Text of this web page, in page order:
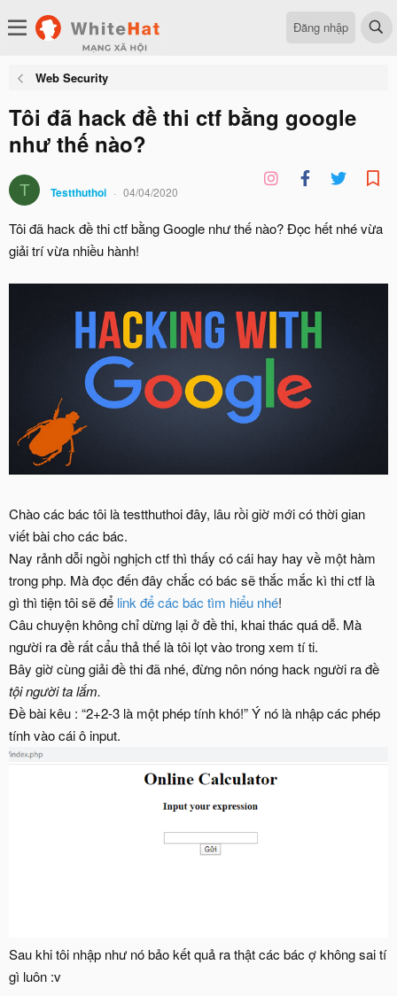
Đăng nhập
Web Security
Tôi đã hack đề thi ctf bằng google
như thế nào?
T Testthuthoi 04/04/2020
Tôi đã hack đề thi ctf bằng Google như thế nào? Đọc hết nhé vừa
giải trí vừa nhiều hành!
Chào các bác tôi là testthuthoi đây, lâu rồi giờ mới có thời gian
viết bài cho các bác.
Nay rảnh dỗi ngồi nghịch ctf thì thấy có cái hay hay về một hàm
trong php. Mà đọc đến đây chắc có bác sẽ thắc mắc kì thi ctf là
gì thì tiện tôi sẽ để link để các bác tìm hiểu nhé!
Câu chuyện không chỉ dừng lại ở đề thi, khai thác quá dễ. Mà
người ra đề rất cẩu thả thế là tôi lọt vào trong xem tí ti.
Bây giờ cùng giải đề thi đã nhé, đừng nôn nóng hack người ra đề
tội người ta lắm.
Đề bài kêu : “2+2-3 là một phép tính khó!” Ý nó là nhập các phép
tính vào cái ô input.
Sau khi tôi nhập như nó bảo kết quả ra thật các bác ợ không sai tí
gì luôn :v